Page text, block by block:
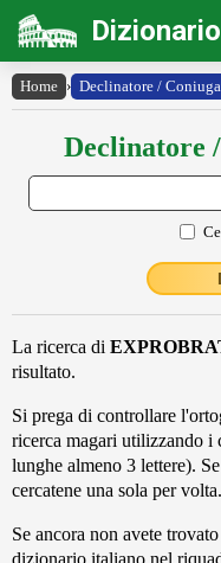
Home › Declinatore /
Declinatore
La ricerca di
risultato.
Si prega di controllare
ricerca magari utilizzando i
lunghe almeno 3 lettere).
cercatene una sola per volta.
Se ancora non avete
dizionario italiano nel